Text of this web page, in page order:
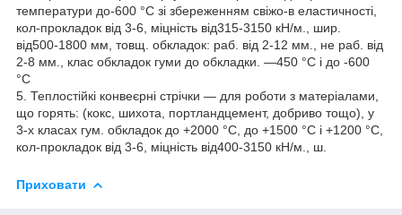
температури до-600 °C зі збереженням свіжо-в еластичності,
кол-прокладок від 3-6, міцність від315-3150 кН/м., шир.
від500-1800 мм, товщ. обкладок: раб. від 2-12 мм., не раб. від
2-8 мм., клас обкладок гуми до обкладки. —450 °C і до -600
°C
5. Теплостійкі конвеєрні стрічки — для роботи з матеріалами,
що горять: (кокс, шихота, портландцемент, добриво тощо), у
3-х класах гум. обкладок до +2000 °C, до +1500 °C і +1200 °C,
кол-прокладок від 3-6, міцність від400-3150 кН/м., ш.
Приховати